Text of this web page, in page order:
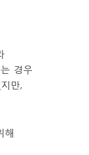
경우
만,
해